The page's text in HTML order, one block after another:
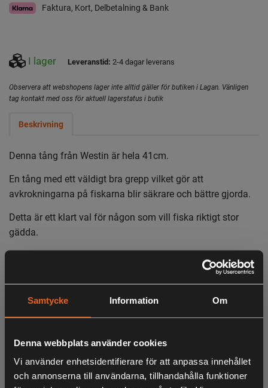
Samtycke Information Om
Denna webbplats använder cookies
Vi använder enhetsidentifierare för att anpassa innehållet
och annonserna till användarna, tillhandahålla funktioner
Faktura, Kort, Delbetalning & Bank
I lager Leveranstid: 2-4 dagar leverans
Observera att webshopens lager inte alltid gäller för butiken i Lagan. Vänligen
tag kontakt med oss för aktuell lagerstatus i butik
Beskrivning
Denna tång från Westin är hela 41cm.
En tång med ett väldigt bra grepp vilket gör att
avkrokningarna på fiskarna blir säkrare och bättre gjorda.
Detta är ett klart val för någon som vill fiska riktigt stor
gädda.
Rostfritt stål
Längd: 41cm